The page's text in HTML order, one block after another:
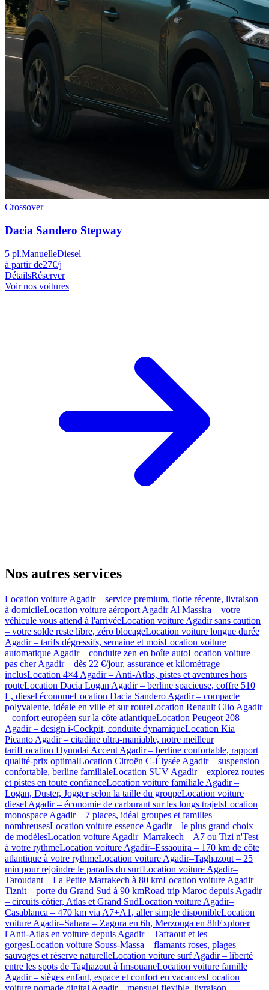
Crossover
Dacia Sandero Stepway
5 pl.ManuelleDiesel
à partir de27€/j
DétailsRéserver
Voir nos voitures
Nos autres services
Location voiture Agadir – service premium, flotte récente, livraison
à domicileLocation voiture aéroport Agadir Al Massira – votre
véhicule vous attend à l'arrivéeLocation voiture Agadir sans caution
– votre solde reste libre, zéro blocageLocation voiture longue durée
Agadir – tarifs dégressifs, semaine et moisLocation voiture
automatique Agadir – conduite zen en boîte autoLocation voiture
pas cher Agadir – dès 22 €/jour, assurance et kilométrage
inclusLocation 4×4 Agadir – Anti-Atlas, pistes et aventures hors
routeLocation Dacia Logan Agadir – berline spacieuse, coffre 510
L, diesel économeLocation Dacia Sandero Agadir – compacte
polyvalente, idéale en ville et sur routeLocation Renault Clio Agadir
– confort européen sur la côte atlantiqueLocation Peugeot 208
Agadir – design i-Cockpit, conduite dynamiqueLocation Kia
Picanto Agadir – citadine ultra-maniable, notre meilleur
tarifLocation Hyundai Accent Agadir – berline confortable, rapport
qualité-prix optimalLocation Citroën C-Élysée Agadir – suspension
confortable, berline familialeLocation SUV Agadir – explorez routes
et pistes en toute confianceLocation voiture familiale Agadir –
Logan, Duster, Jogger selon la taille du groupeLocation voiture
diesel Agadir – économie de carburant sur les longs trajetsLocation
monospace Agadir – 7 places, idéal groupes et familles
nombreusesLocation voiture essence Agadir – le plus grand choix
de modèlesLocation voiture Agadir–Marrakech – A7 ou Tizi n'Test
à votre rythmeLocation voiture Agadir–Essaouira – 170 km de côte
atlantique à votre rythmeLocation voiture Agadir–Taghazout – 25
min pour rejoindre le paradis du surfLocation voiture Agadir–
Taroudant – La Petite Marrakech à 80 kmLocation voiture Agadir–
Tiznit – porte du Grand Sud à 90 kmRoad trip Maroc depuis Agadir
– circuits côtier, Atlas et Grand SudLocation voiture Agadir–
Casablanca – 470 km via A7+A1, aller simple disponibleLocation
voiture Agadir–Sahara – Zagora en 6h, Merzouga en 8hExplorer
l'Anti-Atlas en voiture depuis Agadir – Tafraout et les
gorgesLocation voiture Souss-Massa – flamants roses, plages
sauvages et réserve naturelleLocation voiture surf Agadir – liberté
entre les spots de Taghazout à ImsouaneLocation voiture famille
Agadir – sièges enfant, espace et confort en vacancesLocation
voiture nomade digital Agadir – mensuel flexible, livraison